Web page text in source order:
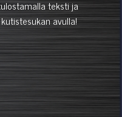
teksti ja
avulla!